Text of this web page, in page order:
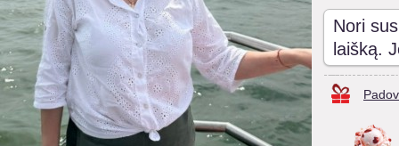
Nori
laišką.